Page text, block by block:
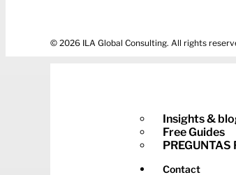
Insights &
Free Guides
PREGUNTAS
Contact
© 2026 ILA Global Consulting. All rights